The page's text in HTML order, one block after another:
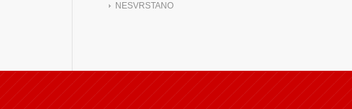
NESVRSTANO